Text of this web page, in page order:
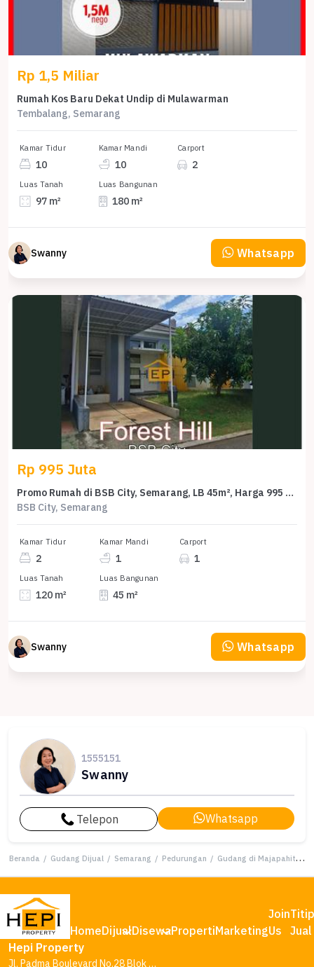
Rp 1,5 Miliar
Rumah Kos Baru Dekat Undip di Mulawarman
Tembalang, Semarang
Kamar Tidur
10
Kamar Mandi
10
Carport
2
Luas Tanah
97 m²
Luas Bangunan
180 m²
Swanny Whatsapp
Rp 995 Juta
Promo Rumah di BSB City, Semarang, LB 45m², Harga 995 Juta
BSB City, Semarang
Kamar Tidur
2
Kamar Mandi
1
Carport
1
Luas Tanah
120 m²
Luas Bangunan
45 m²
Swanny Whatsapp
1555151
Swanny
Telepon Whatsapp
Beranda / Gudang Dijual / Semarang / Pedurungan / Gudang di Majapahit Pedurungan Lokasi Strategis
HomeDijualDisewaPropertiMarketing
Join
Us
Jual
Hepi Property
Jl. Padma Boulevard No.28 Blok AA1, Tambakharjo, Kec. Semarang Barat, Kota Semarang, Jawa Tengah 50145